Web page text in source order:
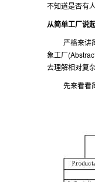
不知道是否有
从简单工厂说
严格来讲
象工厂
去理解相对复
先来看看